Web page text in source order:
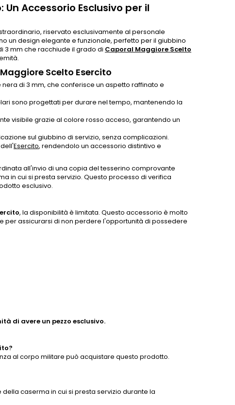
Accessorio Esclusivo per il
riservato esclusivamente al personale
un design elegante e funzionale, perfetto per il giubbino
3 mm che racchiude il grado di Caporal Maggiore Scelto
Scelto Esercito
di 3 mm, che conferisce un aspetto raffinato e
sono progettati per durare nel tempo, mantenendo la
visibile grazie al colore rosso acceso, garantendo un
sul giubbino di servizio, senza complicazioni.
Esercito, rendendolo un accessorio distintivo e
all'invio di una copia del tesserino comprovante
in cui si presta servizio. Questo processo di verifica
esclusivo.
, la disponibilità è limitata. Questo accessorio è molto
per assicurarsi di non perdere l'opportunità di possedere
di avere un pezzo esclusivo.
al corpo militare può acquistare questo prodotto.
caserma in cui si presta servizio durante la